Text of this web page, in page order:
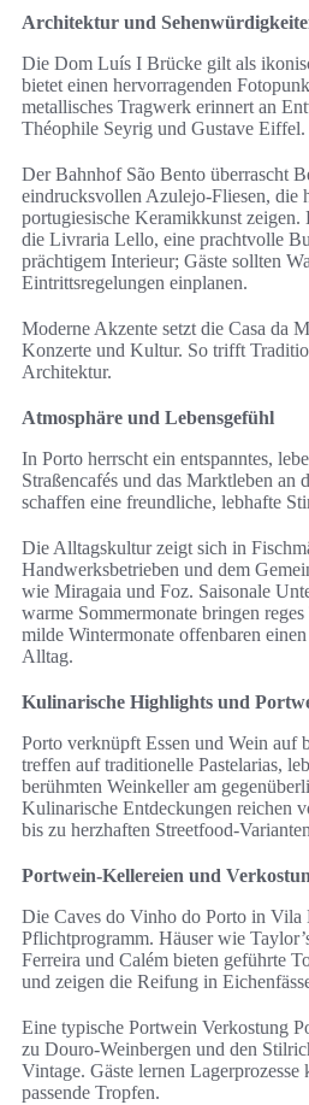
Architektur und
Die Dom Luís I Brücke gilt als
bietet einen hervorragenden
metallisches Tragwerk erinnert an
Théophile Seyrig und Gustave Eiffel.
Der Bahnhof São Bento überrascht
eindrucksvollen Azulejo-Fliesen, die
portugiesische Keramikkunst
die Livraria Lello, eine prachtvolle
prächtigem Interieur; Gäste sollten
Eintrittsregelungen einplanen.
Moderne Akzente setzt die Casa da
Konzerte und Kultur. So trifft
Architektur.
Atmosphäre und Lebensgefühl
In Porto herrscht ein entspanntes,
Straßencafés und das Marktleben an
schaffen eine freundliche, lebhafte
Die Alltagskultur zeigt sich in
Handwerksbetrieben und dem
wie Miragaia und Foz. Saisonale
warme Sommermonate bringen
milde Wintermonate offenbaren
Alltag.
Kulinarische Highlights und
Porto verknüpft Essen und Wein auf
treffen auf traditionelle Pastelarias,
berühmten Weinkeller am
Kulinarische Entdeckungen reichen
bis zu herzhaften Streetfood-
Portwein-Kellereien und
Die Caves do Vinho do Porto in Vila
Pflichtprogramm. Häuser wie
Ferreira und Calém bieten geführte
und zeigen die Reifung in
Eine typische Portwein Verkostung
zu Douro-Weinbergen und den
Vintage. Gäste lernen Lagerprozesse
passende Tropfen.